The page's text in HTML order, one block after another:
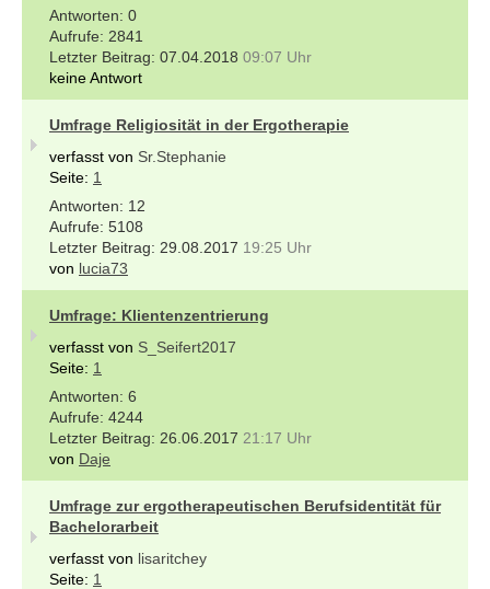
0
2841
07.04.2018 09:07 Uhr
keine Antwort
Umfrage Religiosität in der Ergotherapie
verfasst von Sr.Stephanie
Seite: 1
12
5108
29.08.2017 19:25 Uhr
von lucia73
Umfrage: Klientenzentrierung
verfasst von S_Seifert2017
Seite: 1
6
4244
26.06.2017 21:17 Uhr
von Daje
Umfrage zur ergotherapeutischen Berufsidentität für
Bachelorarbeit
verfasst von lisaritchey
Seite: 1